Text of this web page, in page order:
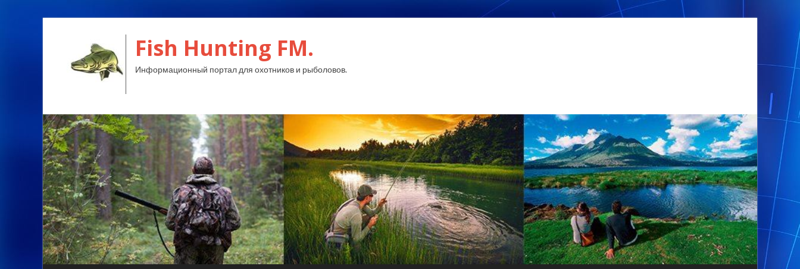
Fish Hunting FM.
Информационный портал для охотников и рыболовов.